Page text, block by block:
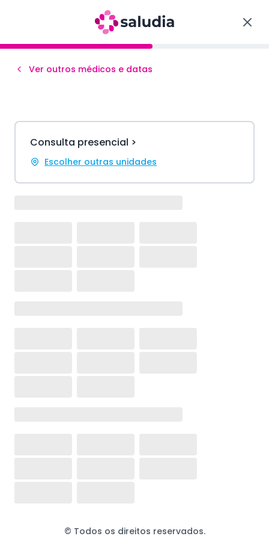
Ver outros médicos e datas
Consulta presencial >
Escolher outras unidades
© Todos os direitos reservados.